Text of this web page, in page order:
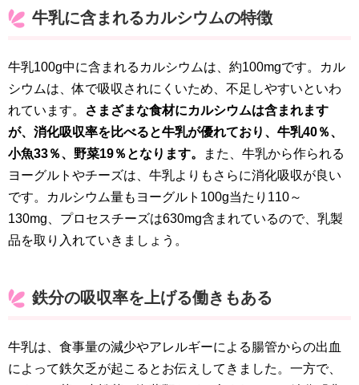
牛乳に含まれるカルシウムの特徴
牛乳100g中に含まれるカルシウムは、約100mgです。カル
シウムは、体で吸収されにくいため、不足しやすいといわ
れています。
さまざまな食材にカルシウムは含まれます
が、消化吸収率を比べると牛乳が優れており、牛乳40％、
小魚33％、野菜19％となります。
また、牛乳から作られる
ヨーグルトやチーズは、牛乳よりもさらに消化吸収が良い
です。カルシウム量もヨーグルト100g当たり110～
130mg、プロセスチーズは630mg含まれているので、乳製
品を取り入れていきましょう。
鉄分の吸収率を上げる働きもある
牛乳は、食事量の減少やアレルギーによる腸管からの出血
によって鉄欠乏が起こるとお伝えしてきました。一方で、